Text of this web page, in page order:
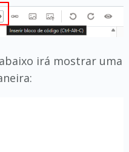
irá mostrar uma